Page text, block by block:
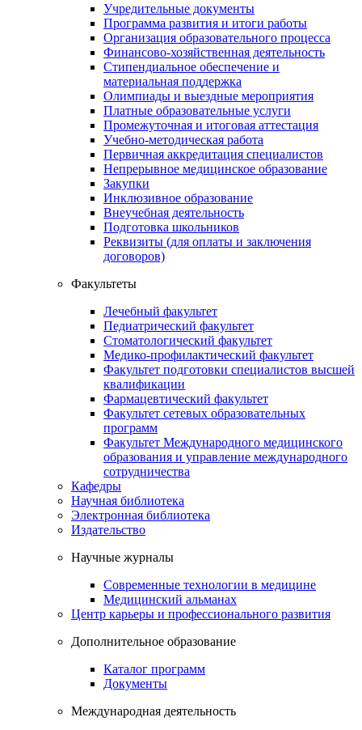
Учредительные документы
Программа развития и итоги работы
Организация образовательного процесса
Финансово-хозяйственная деятельность
Стипендиальное обеспечение и
материальная поддержка
Олимпиады и выездные мероприятия
Платные образовательные услуги
Промежуточная и итоговая аттестация
Учебно-методическая работа
Первичная аккредитация специалистов
Непрерывное медицинское образование
Закупки
Инклюзивное образование
Внеучебная деятельность
Подготовка школьников
Реквизиты (для оплаты и заключения
договоров)
Факультеты
Лечебный факультет
Педиатрический факультет
Стоматологический факультет
Медико-профилактический факультет
Факультет подготовки специалистов высшей
квалификации
Фармацевтический факультет
Факультет сетевых образовательных
программ
Факультет Международного медицинского
образования и управление международного
сотрудничества
Кафедры
Научная библиотека
Электронная библиотека
Издательство
Научные журналы
Современные технологии в медицине
Медицинский альманах
Центр карьеры и профессионального развития
Дополнительное образование
Каталог программ
Документы
Международная деятельность